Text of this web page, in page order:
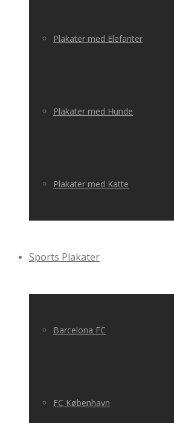
Plakater med Elefanter
Plakater med Hunde
Plakater med Katte
Sports Plakater
Barcelona FC
FC København